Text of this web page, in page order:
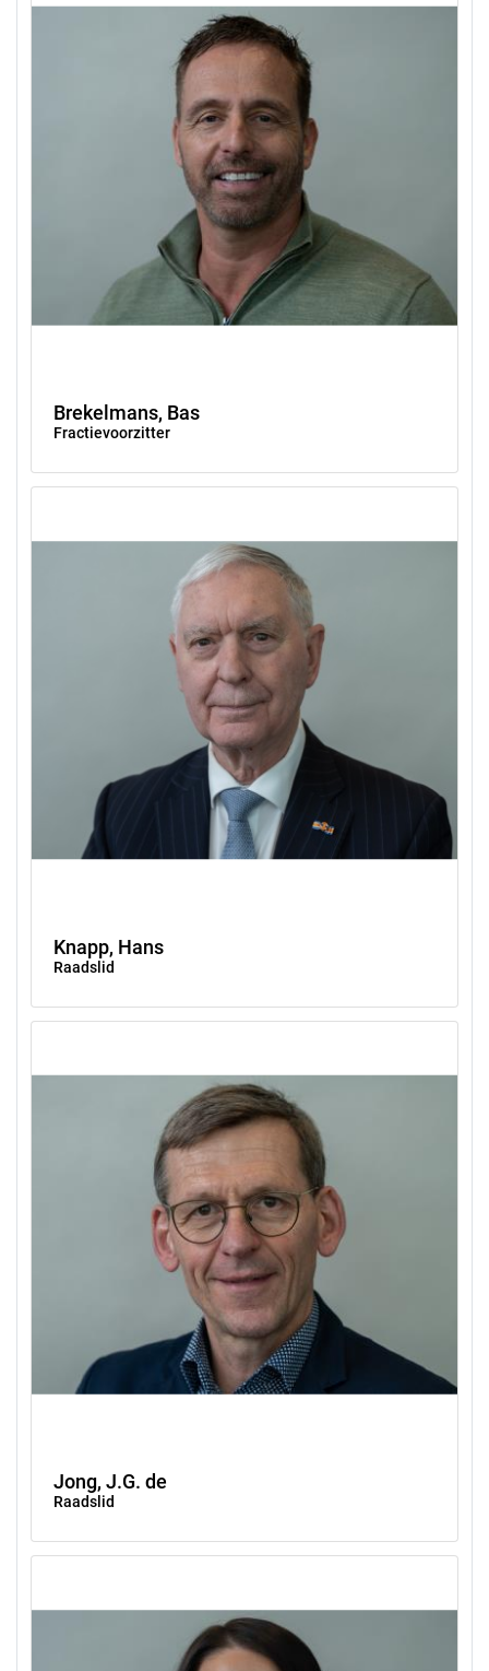
Brekelmans, Bas
Fractievoorzitter
Knapp, Hans
Raadslid
Jong, J.G. de
Raadslid